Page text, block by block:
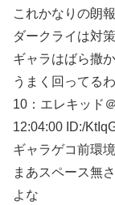
これかなりの朗
ダークライは対
ギャラはばら撒
うまく回ってるわ
10： エレキッド
12:04:00 ID:/
ギャラゲコ前環
まあスペース無
よな